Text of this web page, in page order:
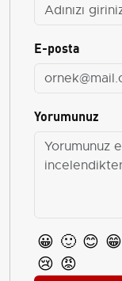
E-posta
Yorumunuz
😀 🙂 😊 😁
😢 😡